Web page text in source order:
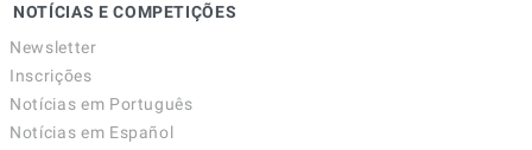
NOTÍCIAS E COMPETIÇÕES
Newsletter
Inscrições
Notícias em Português
Notícias em Español